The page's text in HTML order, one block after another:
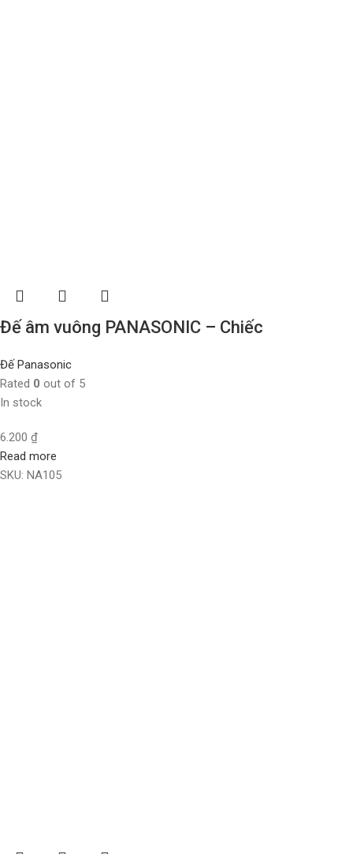
Đế âm vuông PANASONIC – Chiếc
Đế Panasonic
Rated 0 out of 5
In stock
6.200 ₫
Read more
SKU: NA105